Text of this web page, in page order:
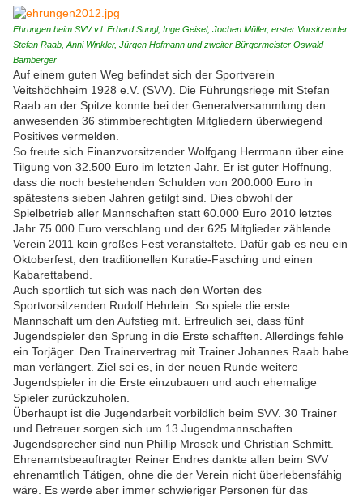
Ehrungen beim SVV v.l. Erhard Sungl, Inge Geisel, Jochen Müller, erster Vorsitzender
Stefan Raab, Anni Winkler, Jürgen Hofmann und zweiter Bürgermeister Oswald
Bamberger
Auf einem guten Weg befindet sich der Sportverein
Veitshöchheim 1928 e.V. (SVV). Die Führungsriege mit Stefan
Raab an der Spitze konnte bei der Generalversammlung den
anwesenden 36 stimmberechtigten Mitgliedern überwiegend
Positives vermelden.
So freute sich Finanzvorsitzender Wolfgang Herrmann über eine
Tilgung von 32.500 Euro im letzten Jahr. Er ist guter Hoffnung,
dass die noch bestehenden Schulden von 200.000 Euro in
spätestens sieben Jahren getilgt sind. Dies obwohl der
Spielbetrieb aller Mannschaften statt 60.000 Euro 2010 letztes
Jahr 75.000 Euro verschlang und der 625 Mitglieder zählende
Verein 2011 kein großes Fest veranstaltete. Dafür gab es neu ein
Oktoberfest, den traditionellen Kuratie-Fasching und einen
Kabarettabend.
Auch sportlich tut sich was nach den Worten des
Sportvorsitzenden Rudolf Hehrlein. So spiele die erste
Mannschaft um den Aufstieg mit. Erfreulich sei, dass fünf
Jugendspieler den Sprung in die Erste schafften. Allerdings fehle
ein Torjäger. Den Trainervertrag mit Trainer Johannes Raab habe
man verlängert. Ziel sei es, in der neuen Runde weitere
Jugendspieler in die Erste einzubauen und auch ehemalige
Spieler zurückzuholen.
Überhaupt ist die Jugendarbeit vorbildlich beim SVV. 30 Trainer
und Betreuer sorgen sich um 13 Jugendmannschaften.
Jugendsprecher sind nun Phillip Mrosek und Christian Schmitt.
Ehrenamtsbeauftragter Reiner Endres dankte allen beim SVV
ehrenamtlich Tätigen, ohne die der Verein nicht überlebensfähig
wäre. Es werde aber immer schwieriger Personen für das